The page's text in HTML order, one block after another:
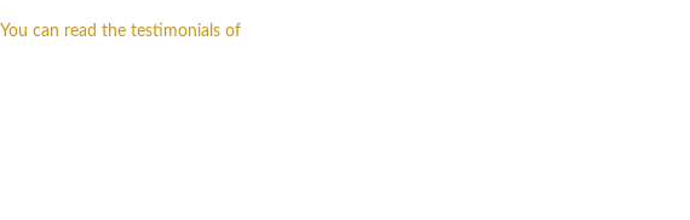
You can read the testimonials of